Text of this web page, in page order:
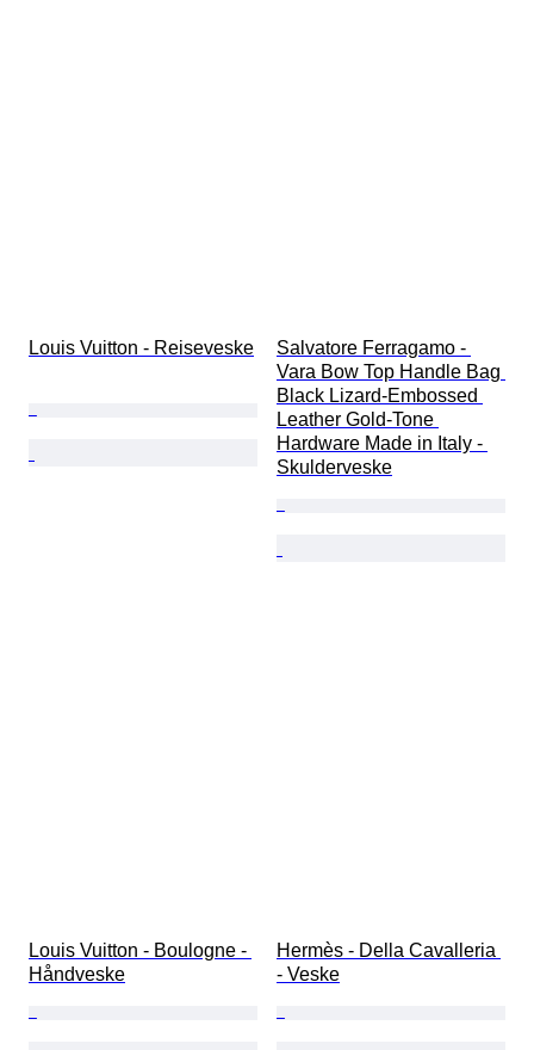
Louis Vuitton - Reiseveske
Salvatore Ferragamo -
Vara Bow Top Handle Bag
Black Lizard-Embossed
Leather Gold-Tone
Hardware Made in Italy -
Skulderveske
Louis Vuitton - Boulogne -
Håndveske
Hermès - Della Cavalleria
- Veske